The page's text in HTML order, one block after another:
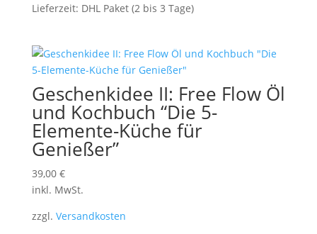
Lieferzeit: DHL Paket (2 bis 3 Tage)
Geschenkidee II: Free Flow Öl
und Kochbuch “Die 5-
Elemente-Küche für
Genießer”
39,00 €
inkl. MwSt.
zzgl. Versandkosten